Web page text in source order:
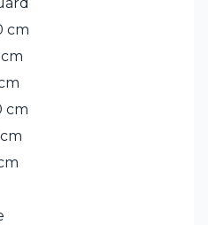
cm
cm
cm